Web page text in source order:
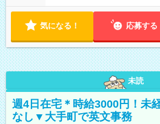
気になる！ 応募する
未読
週4日在宅＊時給3000円！未
なし▼大手町で英文事務